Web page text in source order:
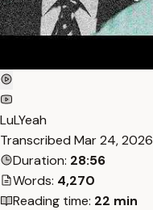
LuLYeah
Transcribed Mar 24, 2026
Duration: 28:56
Words: 4,270
Reading time: 22 min